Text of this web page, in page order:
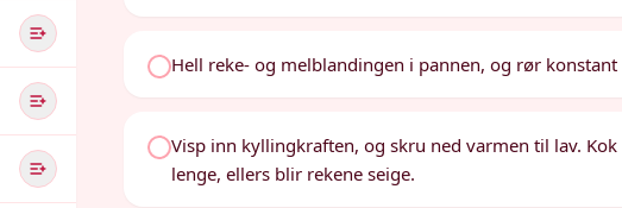
Hell reke- og melblandingen i pannen, og rør
Visp inn kyllingkraften, og skru ned varmen til lav.
lenge, ellers blir rekene seige.